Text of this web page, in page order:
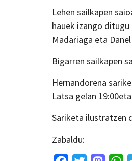
Lehen sailkapen
hauek izango
Madariaga eta
Bigarren sailkapen
Hernandorena
Latsa gelan
Sariketa ilustratzen
Zabaldu: